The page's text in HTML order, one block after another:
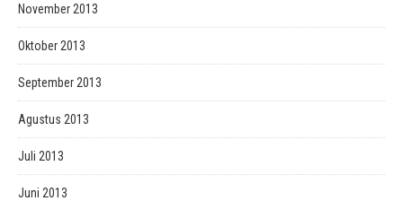
November 2013
Oktober 2013
September 2013
Agustus 2013
Juli 2013
Juni 2013